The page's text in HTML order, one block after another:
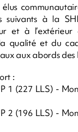
suivants à la
et à l’extérieur
qualité et du
aux abords des
:
1 (227 LLS) -
2 (196 LLS) -